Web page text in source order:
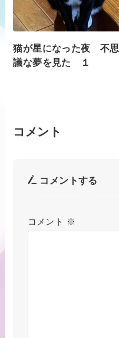
猫が星になった夜 不思
議な夢を見た １
コメント
コメントする
コメント ※